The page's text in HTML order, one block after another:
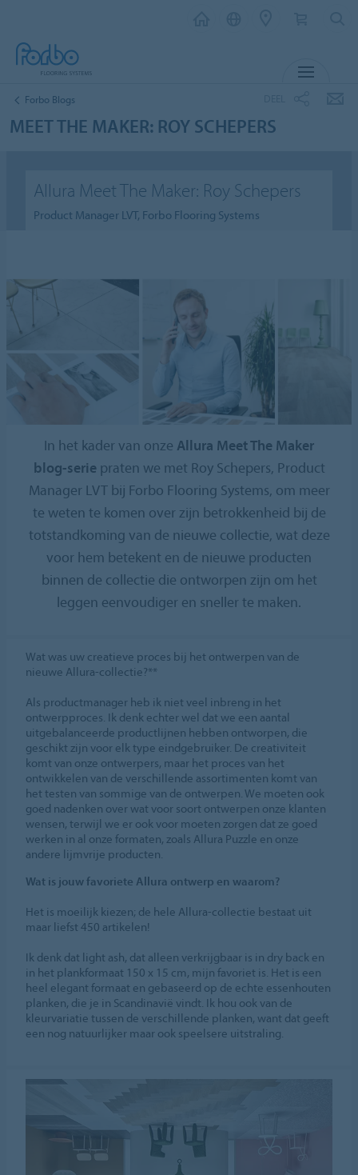
Forbo Blogs
MEET THE MAKER: ROY SCHEPERS
Allura Meet The Maker: Roy Schepers
Product Manager LVT, Forbo Flooring Systems
In het kader van onze Allura Meet The Maker
blog-seriepraten we met Roy Schepers, Product
Manager LVT bij Forbo Flooring Systems, om meer
te weten te komen over zijn betrokkenheid bij de
totstandkoming van de nieuwe collectie, wat deze
voor hem betekent en de nieuwe producten
binnen de collectie die ontworpen zijn om het
leggen eenvoudiger en sneller te maken.
Wat was uw creatieve proces bij het ontwerpen van de
nieuwe Allura-collectie?**
Als productmanager heb ik niet veel inbreng in het
ontwerpproces. Ik denk echter wel dat we een aantal
uitgebalanceerde productlijnen hebben ontworpen, die
geschikt zijn voor elk type eindgebruiker. De creativiteit
komt van onze ontwerpers, maar het proces van het
ontwikkelen van de verschillende assortimenten komt van
het testen van sommige van de ontwerpen. We moeten ook
goed nadenken over wat voor soort ontwerpen onze klanten
wensen, terwijl we er ook voor moeten zorgen dat ze goed
werken in al onze formaten, zoals Allura Puzzle en onze
andere lijmvrije producten.
Wat is jouw favoriete Allura ontwerp en waarom?
Het is moeilijk kiezen; de hele Allura-collectie bestaat uit
maar liefst 450 artikelen!
Ik denk dat light ash, dat alleen verkrijgbaar is in dry back en
in het plankformaat 150 x 15 cm, mijn favoriet is. Het is een
heel elegant formaat en gebaseerd op de echte essenhouten
planken, die je in Scandinavië vindt. Ik hou ook van de
kleurvariatie tussen de verschillende planken, want dat geeft
een nog natuurlijker maar ook speelsere uitstraling.